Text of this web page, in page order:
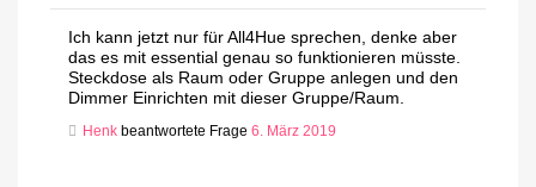
Ich kann jetzt nur für All4Hue sprechen, denke aber
das es mit essential genau so funktionieren müsste.
Steckdose als Raum oder Gruppe anlegen und den
Dimmer Einrichten mit dieser Gruppe/Raum.
Henk beantwortete Frage 6. März 2019